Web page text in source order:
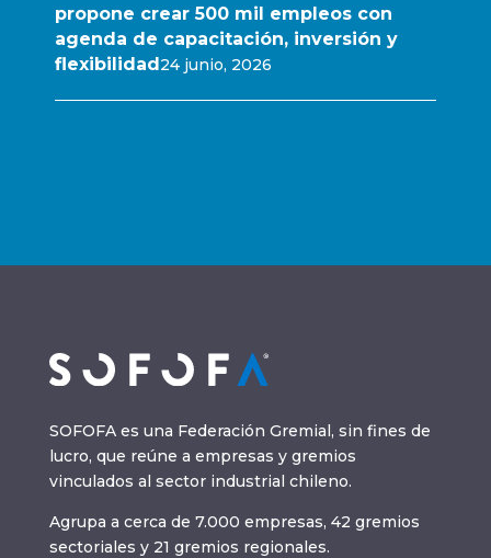
propone crear 500 mil empleos con
agenda de capacitación, inversión y
flexibilidad24 junio, 2026
SOFOFA es una Federación Gremial, sin fines de
lucro, que reúne a empresas y gremios
vinculados al sector industrial chileno.
Agrupa a cerca de 7.000 empresas, 42 gremios
sectoriales y 21 gremios regionales.